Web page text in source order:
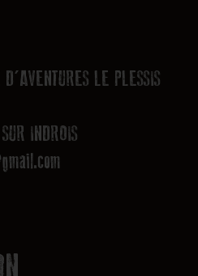
a
i
r
LE PLESSIS
INDROIS